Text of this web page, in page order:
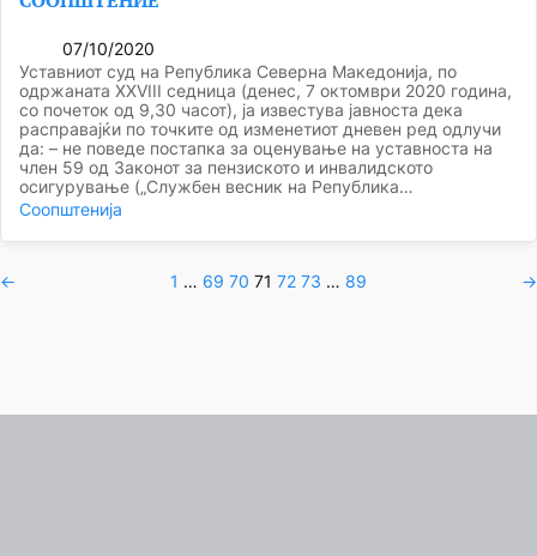
07/10/2020
Уставниот суд на Република Северна Македонија, по
одржаната XХVIII седница (денeс, 7 октомври 2020 година,
со почеток од 9,30 часот), ја известува јавноста дека
расправајќи по точките од изменетиот дневен ред одлучи
да: – не поведе постапка за оценување на уставноста на
член 59 од Законот за пензиското и инвалидското
осигурување („Служ­бен весник на Република…
Соопштенија
← 1 … 69 70 71 72 73 … 89 →